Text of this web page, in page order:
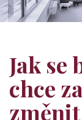
Jak se
chce